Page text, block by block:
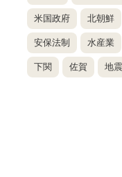
米国政府 北朝鮮
安保法制 水産業
下関 佐賀 地震